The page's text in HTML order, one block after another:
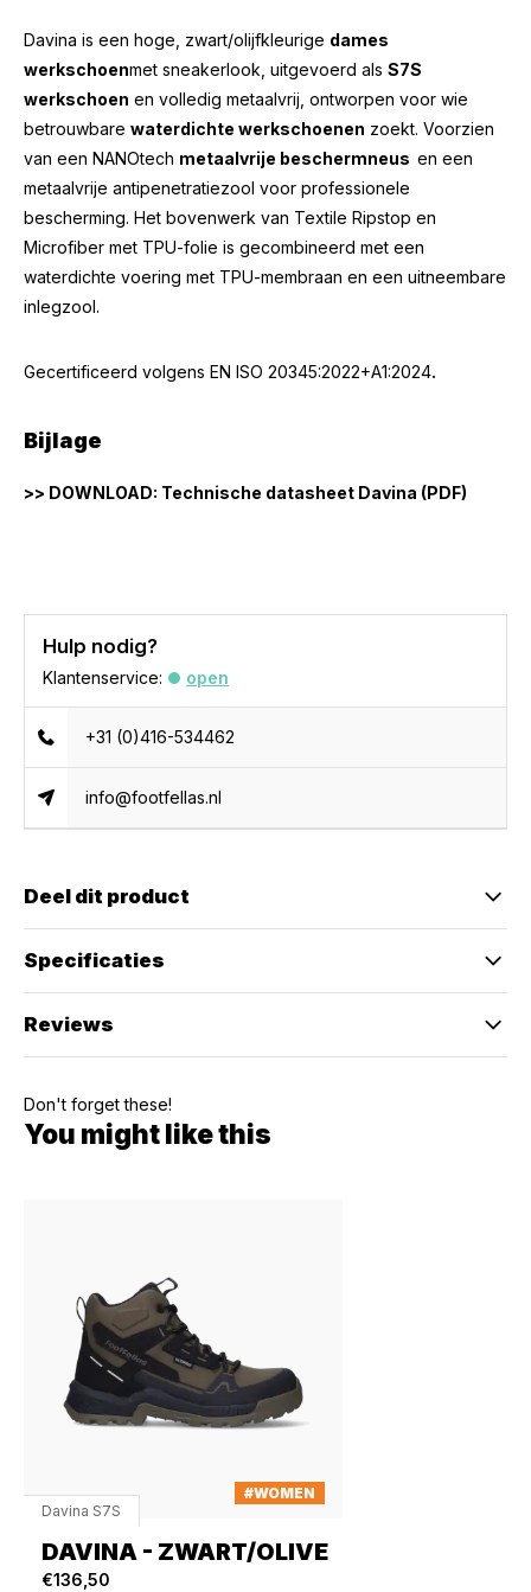
Davina is een hoge, zwart/olijfkleurige dames
werkschoenmet sneakerlook, uitgevoerd als S7S
werkschoen en volledig metaalvrij, ontworpen voor wie
betrouwbare waterdichte werkschoenen zoekt. Voorzien
van een NANOtech metaalvrije beschermneus en een
metaalvrije antipenetratiezool voor professionele
bescherming. Het bovenwerk van Textile Ripstop en
Microfiber met TPU-folie is gecombineerd met een
waterdichte voering met TPU-membraan en een uitneembare
inlegzool.
Gecertificeerd volgens EN ISO 20345:2022+A1:2024.
Bijlage
>> DOWNLOAD: Technische datasheet Davina (PDF)
Hulp nodig?
Klantenservice: open
+31 (0)416-534462
info@footfellas.nl
Deel dit product
Specificaties
Reviews
Don't forget these!
You might like this
#WOMEN
Davina S7S
DAVINA - ZWART/OLIVE
€136,50